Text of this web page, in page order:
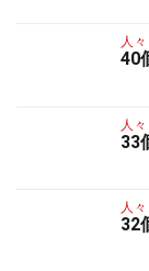
人々
40
人々
33
人々
32